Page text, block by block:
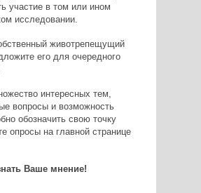
участие в том или ином
исследовании.
животрепещущий
его для очередного
интересных тем,
вопросы и возможность
обозначить свою точку
опросы на главной странице
Ваше мнение!